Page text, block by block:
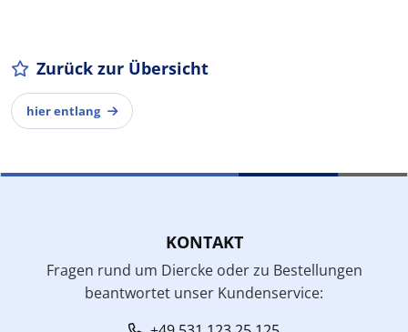
Zurück zur Übersicht
hier entlang
KONTAKT
Fragen rund um Diercke oder zu Bestellungen
beantwortet unser Kundenservice: